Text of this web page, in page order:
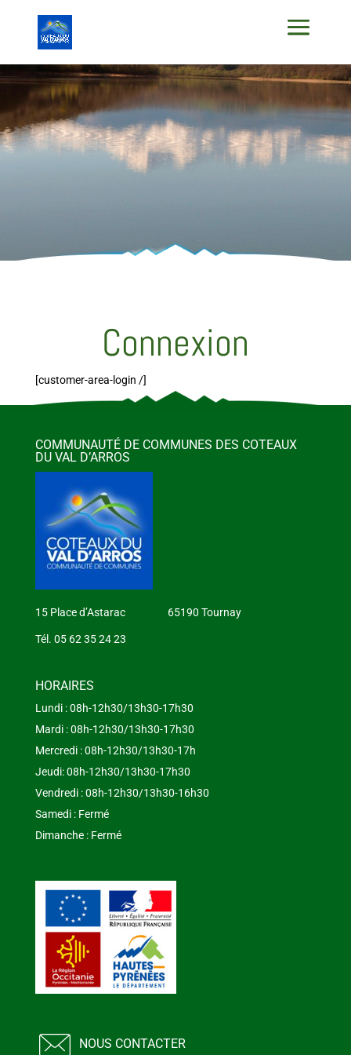
Connexion
[customer-area-login /]
COMMUNAUTÉ DE COMMUNES DES COTEAUX
DU VAL D’ARROS
15 Place d’Astarac 65190 Tournay
Tél. 05 62 35 24 23
HORAIRES
Lundi : 08h-12h30/13h30-17h30
Mardi : 08h-12h30/13h30-17h30
Mercredi : 08h-12h30/13h30-17h
Jeudi: 08h-12h30/13h30-17h30
Vendredi : 08h-12h30/13h30-16h30
Samedi : Fermé
Dimanche : Fermé
NOUS CONTACTER